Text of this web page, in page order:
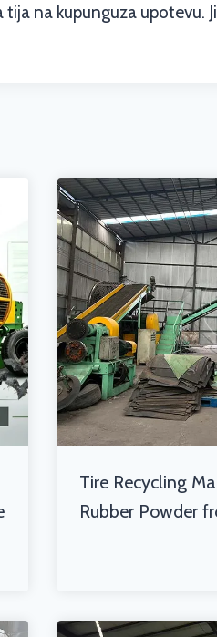
na kupunguza upotevu.
Tire Recycling
Rubber Powder